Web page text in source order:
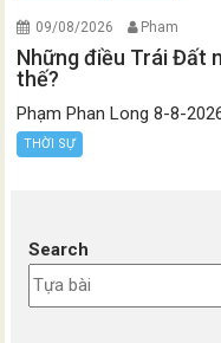
09/08/2026 Pham
Những điều Trái Đất
thế?
Phạm Phan Long 8-8-
THỜI SỰ
Search